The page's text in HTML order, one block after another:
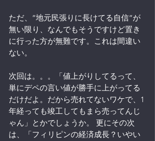
ただ、”地元民張りに長けてる自信”が
無い限り、なんでもそうですけど置き
に行った方が無難です。これは間違い
ない。
次回は。。。「値上がりしてるって、
単にデペの言い値が勝手に上がってる
だけだよ。だから売れてないワケで、1
年経っても竣工してもまら売ってんじ
ゃん」とかでしょうか。 更にその次
は、「フィリピンの経済成長？いやい